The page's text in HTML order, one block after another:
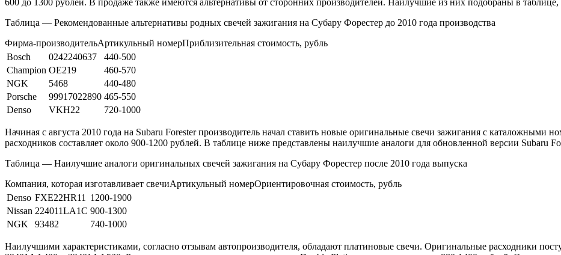
600 до 1300 рублей. В продаже также имеются альтернативы от сторонних производителей. Наилучшие из них подобраны в таблице,
Таблица — Рекомендованные альтернативы родных свечей зажигания на Субару Форестер до 2010 года производства
Фирма-производительАртикульный номерПриблизительная стоимость, рубль
Bosch
0242240637
440-500
Champion OE219
460-570
NGK
5468
440-480
Porsche
99917022890 465-550
Denso
VKH22 720-1000
Начиная с августа 2010 года на Subaru Forester производитель начал ставить новые оригинальные свечи зажигания с
расходников составляет около 900-1200 рублей. В таблице ниже представлены наилучшие аналоги для обновленной версии Subaru
Таблица — Наилучшие аналоги оригинальных свечей зажигания на Субару Форестер после 2010 года выпуска
Компания, которая изготавливает свечиАртикульный номерОриентировочная стоимость, рубль
Denso FXE22HR11 1200-1900
Nissan 224011LA1C 900-1300
NGK
93482 740-1000
Наилучшими характеристиками, согласно отзывам автопроизводителя, обладают платиновые свечи. Оригинальные расходники